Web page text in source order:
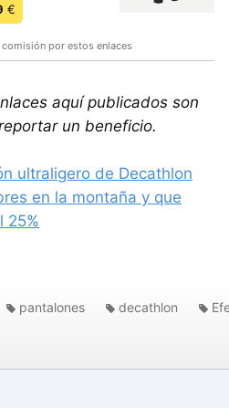
€
por estos enlaces
aquí publicados son
un beneficio.
ultraligero de Decathlon
en la montaña y que
25%
pantalones decathlon